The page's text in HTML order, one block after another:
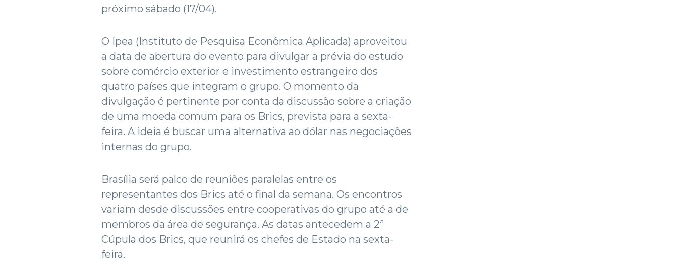
próximo sábado (17/04).
O Ipea (Instituto de Pesquisa Econômica Aplicada) aproveitou
a data de abertura do evento para divulgar a prévia do estudo
sobre comércio exterior e investimento estrangeiro dos
quatro países que integram o grupo. O momento da
divulgação é pertinente por conta da discussão sobre a criação
de uma moeda comum para os Brics, prevista para a sexta-
feira. A ideia é buscar uma alternativa ao dólar nas negociações
internas do grupo.
Brasília será palco de reuniões paralelas entre os
representantes dos Brics até o final da semana. Os encontros
variam desde discussões entre cooperativas do grupo até a de
membros da área de segurança. As datas antecedem a 2ª
Cúpula dos Brics, que reunirá os chefes de Estado na sexta-
feira.